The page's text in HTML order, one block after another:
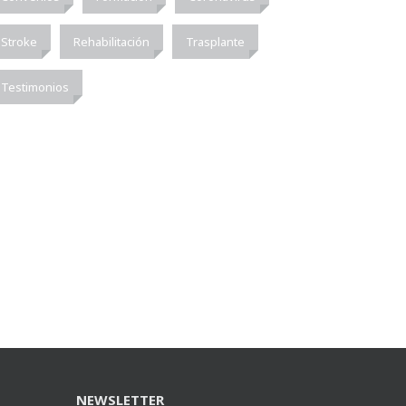
Stroke Rehabilitación Trasplante
Testimonios
NEWSLETTER